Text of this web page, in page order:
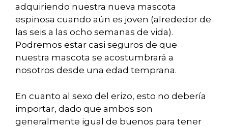
adquiriendo nuestra nueva mascota
espinosa cuando aún es joven (alrededor de
las seis a las ocho semanas de vida).
Podremos estar casi seguros de que
nuestra mascota se acostumbrará a
nosotros desde una edad temprana.
En cuanto al sexo del erizo, esto no debería
importar, dado que ambos son
generalmente igual de buenos para tener